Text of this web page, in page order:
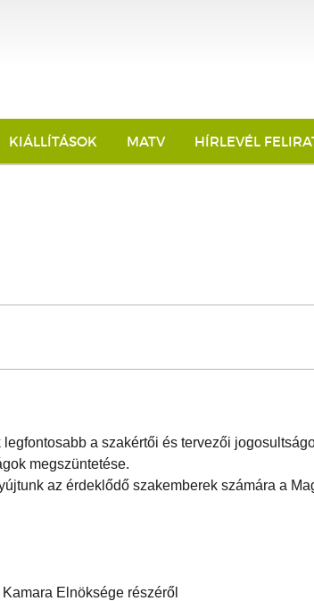
KIÁLLÍTÁSOK MATV HÍRLEVÉL
a szakértői és tervezői
megszüntetése.
az érdeklődő szakemberek számára a
Elnöksége részéről